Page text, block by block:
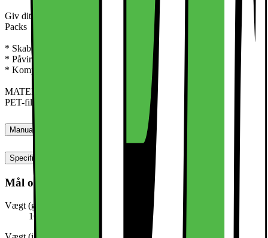
Giv dit mobilcover et personligt touch med vores smukke Print
Packs
* Skab et unikt look til dit mobilcover
* Påvirker ikke MagSafe eller trådløs opladning
* Kompatibel med gennemsigtige covers og frame cases
MATERIALER
PET-film
Manualer, downloads, garanti og support
Specifikationer
Mål og vægt
Vægt (g)
10